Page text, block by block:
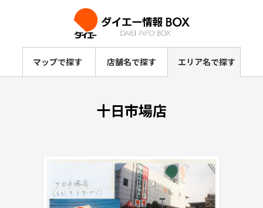
マップで探す 店舗名で探す エリア名で探す
十日市場店